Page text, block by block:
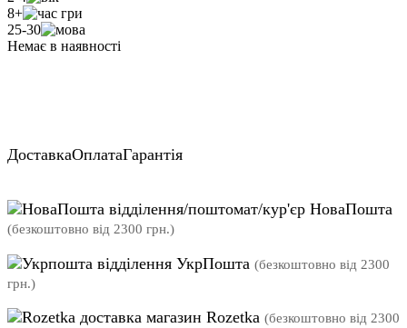
8+
25-30
Немає в наявності
ДоставкаОплатаГарантія
відділення/поштомат/кур'єр НоваПошта
(безкоштовно від 2300 грн.)
відділення УкрПошта (безкоштовно від 2300
грн.)
магазин Rozetka (безкоштовно від 2300